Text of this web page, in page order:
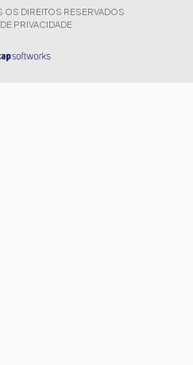
OS DIREITOS RESERVADOS
PRIVACIDADE